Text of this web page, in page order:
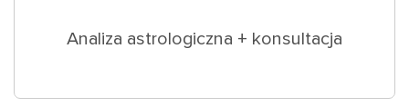
Analiza astrologiczna + konsultacja